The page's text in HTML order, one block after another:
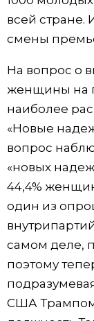
всей стране.
смены
На вопрос о
женщины на
наиболее
«Новые
вопрос
«новых
44,4%
один из
самом деле,
поэтому
США Трампом